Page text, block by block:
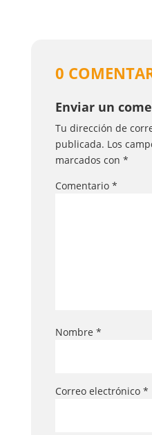
0
Enviar un
Tu dirección de
publicada. Los
marcados con *
Comentario *
Nombre *
Correo electrónico *